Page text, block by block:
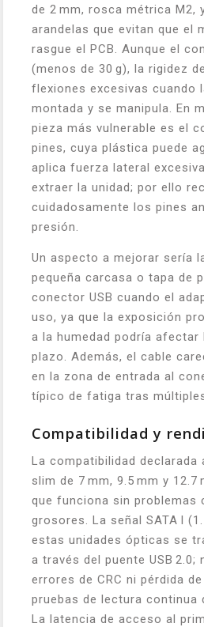
de 2 mm, rosca métrica M2,
arandelas que evitan que el
rasgue el PCB. Aunque el
(menos de 30 g), la rigidez
flexiones excesivas cuando
montada y se manipula. En
pieza más vulnerable es el
pines, cuya plástica puede
aplica fuerza lateral
extraer la unidad; por ello
cuidadosamente los pines
presión.
Un aspecto a mejorar sería
pequeña carcasa o tapa de
conector USB cuando el
uso, ya que la exposición
a la humedad podría afectar
plazo. Además, el cable
en la zona de entrada al
típico de fatiga tras
Compatibilidad y
La compatibilidad declarada
slim de 7 mm, 9.5 mm y
que funciona sin problemas
grosores. La señal SATA I
estas unidades ópticas se
a través del puente USB 2.0;
errores de CRC ni pérdida
pruebas de lectura continua
La latencia de acceso al